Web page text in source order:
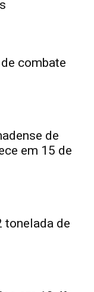
combate
de
em 15 de
tonelada de